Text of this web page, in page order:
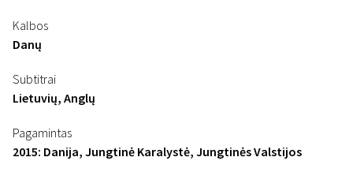
Kalbos
Danų
Subtitrai
Lietuvių, Anglų
Pagamintas
2015: Danija, Jungtinė Karalystė, Jungtinės Valstijos